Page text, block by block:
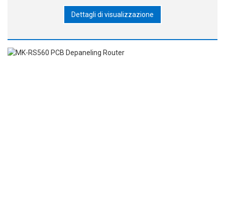
controllo della precisione della temperatura entro +1°C. La
Dettagli di visualizzazione